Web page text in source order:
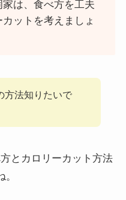
は、食べ方を工夫
ットを考えましょ
方法知りたいで
とカロリーカット方法